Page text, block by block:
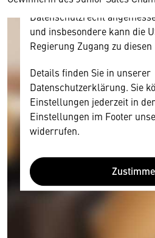
Datenschutzrecht
und insbesondere kann die
Regierung Zugang zu
Details finden Sie in unserer
Datenschutzerklärung. Sie
Einstellungen jederzeit in
Einstellungen im Footer
widerrufen.